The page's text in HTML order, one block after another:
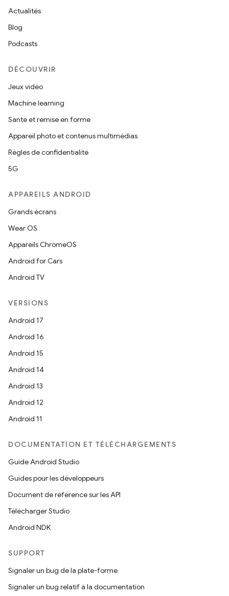
Actualités
Blog
Podcasts
DÉCOUVRIR
Jeux vidéo
Machine learning
Santé et remise en forme
Appareil photo et contenus multimédias
Règles de confidentialité
5G
APPAREILS ANDROID
Grands écrans
Wear OS
Appareils ChromeOS
Android for Cars
Android TV
VERSIONS
Android 17
Android 16
Android 15
Android 14
Android 13
Android 12
Android 11
DOCUMENTATION ET TÉLÉCHARGEMENTS
Guide Android Studio
Guides pour les développeurs
Document de référence sur les API
Télécharger Studio
Android NDK
SUPPORT
Signaler un bug de la plate-forme
Signaler un bug relatif à la documentation